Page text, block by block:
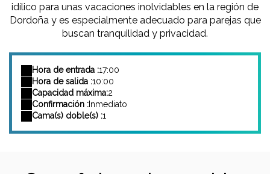
idílico para unas vacaciones inolvidables en la región de
Dordoña y es especialmente adecuado para parejas que
buscan tranquilidad y privacidad.
Hora de entrada :17:00
Hora de salida :10:00
Capacidad máxima:2
Confirmación : Inmediato
Cama(s) doble(s) :1